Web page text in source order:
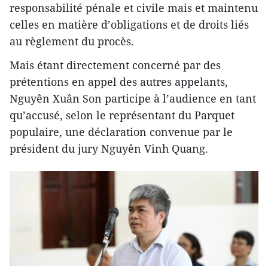
responsabilité pénale et civile mais et maintenu
celles en matière d’obligations et de droits liés
au règlement du procès.
Mais étant directement concerné par des
prétentions en appel des autres appelants,
Nguyên Xuân Son participe à l’audience en tant
qu’accusé, selon le représentant du Parquet
populaire, une déclaration convenue par le
président du jury Nguyên Vinh Quang.